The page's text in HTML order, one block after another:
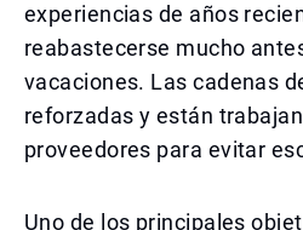
experiencias de años
reabastecerse mucho
vacaciones. Las cadenas
reforzadas y están
proveedores para evitar
Uno de los principales